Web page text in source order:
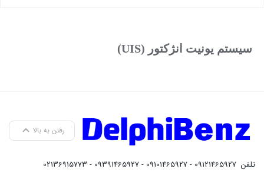
سیستم یونیت انژکتور (UIS)
رفتن به بالا
تلفن 09121465927 - 09101465927 - 09391465927 - 02136915773